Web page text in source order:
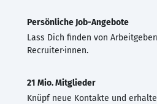
Persönliche Job-Angebote
Lass Dich finden von
Recruiter·innen.
21 Mio. Mitglieder
Knüpf neue Kontakte und